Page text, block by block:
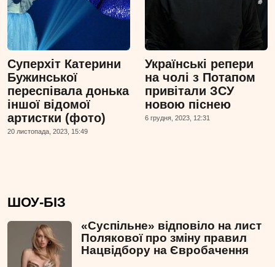
Суперхіт Катерини
Бужинської
переспівала донька
іншої відомої
артистки (фото)
20 листопада, 2023, 15:49
Українські репери
на чолі з Потапом
привітали ЗСУ
новою піснею
6 грудня, 2023, 12:31
ШОУ-БІЗ
«Суспільне» відповіло на лист
Полякової про зміну правил
Нацвідбору на Євробачення